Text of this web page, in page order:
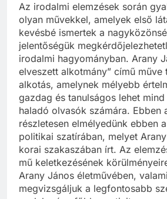
Az irodalmi elemzések során
olyan művekkel, amelyek első
kevésbé ismertek a
jelentőségük
irodalmi hagyományban. Arany
elveszett alkotmány” című műve
alkotás, amelynek mélyebb
gazdag és tanulságos lehet
haladó olvasók számára. Ebben
részletesen elmélyedünk ebben
politikai szatírában, melyet
korai szakaszában írt. Az
mű keletkezésének
Arany János életművében,
megvizsgáljuk a legfontosabb